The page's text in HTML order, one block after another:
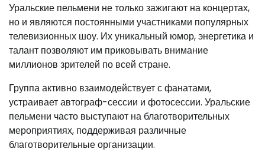
Уральские пельмени не только зажигают на концертах,
но и являются постоянными участниками популярных
телевизионных шоу. Их уникальный юмор, энергетика и
талант позволяют им приковывать внимание
миллионов зрителей по всей стране.
Группа активно взаимодействует с фанатами,
устраивает автограф-сессии и фотосессии. Уральские
пельмени часто выступают на благотворительных
мероприятиях, поддерживая различные
благотворительные организации.